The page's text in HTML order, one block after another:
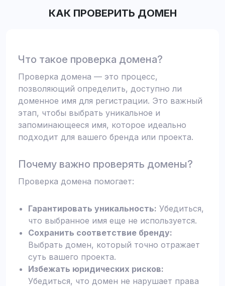
КАК ПРОВЕРИТЬ ДОМЕН
Что такое проверка домена?
Проверка домена — это процесс,
позволяющий определить, доступно ли
доменное имя для регистрации. Это важный
этап, чтобы выбрать уникальное и
запоминающееся имя, которое идеально
подходит для вашего бренда или проекта.
Почему важно проверять домены?
Проверка домена помогает:
Гарантировать уникальность: Убедиться,
что выбранное имя еще не используется.
Сохранить соответствие бренду:
Выбрать домен, который точно отражает
суть вашего проекта.
Избежать юридических рисков:
Убедиться, что домен не нарушает права